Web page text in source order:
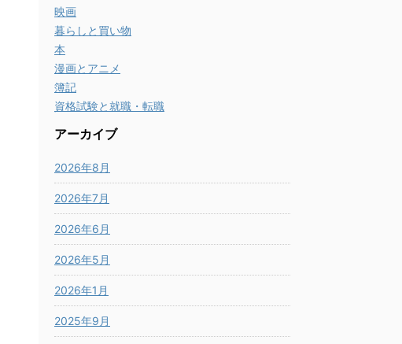
映画
暮らしと買い物
本
漫画とアニメ
簿記
資格試験と就職・転職
アーカイブ
2026年8月
2026年7月
2026年6月
2026年5月
2026年1月
2025年9月